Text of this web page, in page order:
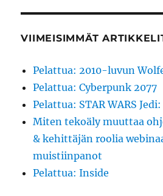
VIIMEISIMMÄT
Pelattua: 2010-luvun
Pelattua: Cyberpunk 2077
Pelattua: STAR WARS
Miten tekoäly muuttaa
& kehittäjän roolia
muistiinpanot
Pelattua: Inside